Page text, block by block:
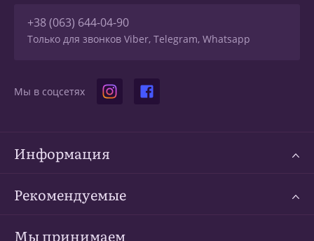
+38 (063) 644-04-90
Только для звонков Viber, Telegram, Whatsapp
Мы в соцсетях
Информация
Рекомендуемые
Мы принимаем